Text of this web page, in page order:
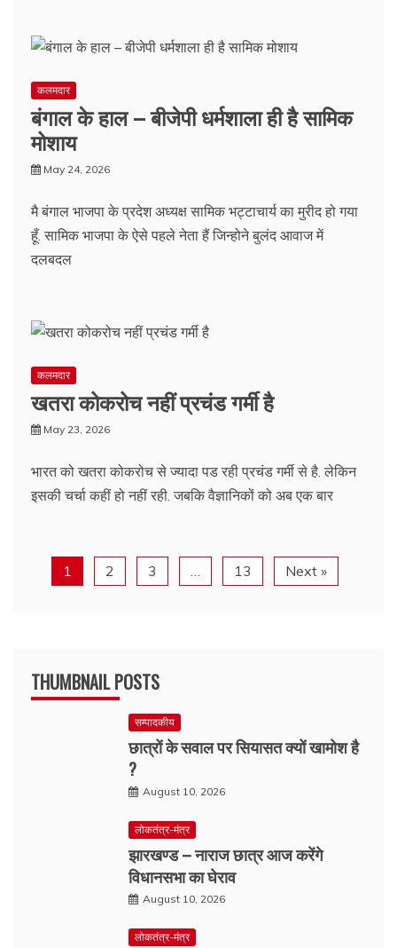
कलमदार
बंगाल के हाल – बीजेपी धर्मशाला ही है सामिक
मोशाय
May 24, 2026
मै बंगाल भाजपा के प्रदेश अध्यक्ष सामिक भट्टाचार्य का मुरीद हो गया
हूँ. सामिक भाजपा के ऐसे पहले नेता हैं जिन्होने बुलंद आवाज में
दलबदल
कलमदार
खतरा कोकरोच नहीं प्रचंड गर्मी है
May 23, 2026
भारत को खतरा कोकरोच से ज्यादा पड रही प्रचंड गर्मी से है. लेकिन
इसकी चर्चा कहीं हो नहीं रही. जबकि वैज्ञानिकों को अब एक बार
1 2 3 … 13 Next »
THUMBNAIL POSTS
सम्पादकीय
छात्रों के सवाल पर सियासत क्यों खामोश है
?
August 10, 2026
लोकतंत्र-मंत्र
झारखण्ड – नाराज छात्र आज करेंगे
विधानसभा का घेराव
August 10, 2026
लोकतंत्र-मंत्र